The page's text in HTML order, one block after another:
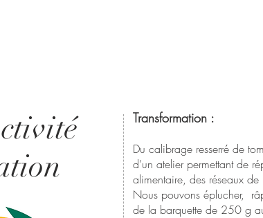
Transformation :
Du calibrage resserré de
d’un atelier permettant de
alimentaire, des réseaux
Nous pouvons éplucher,
de la barquette de 250 g